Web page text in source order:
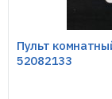
Пульт
52082133